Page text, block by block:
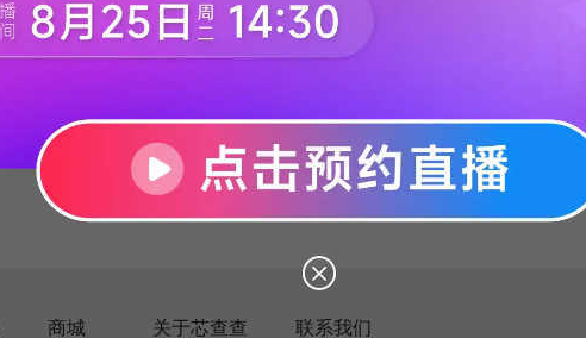
商城 关于芯查查 联系我们